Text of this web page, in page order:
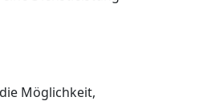
Möglichkeit,